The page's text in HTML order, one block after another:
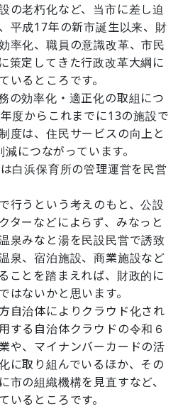
の老朽化など、当市に差し迫
平成17年の新市誕生以来、財
率化、職員の意識改革、市民
策定してきた行政改革大綱に
いるところです。
の効率化・適正化の取組につ
度からこれまでに13の施設で
度は、住民サービスの向上と
につながっています。
白浜保育所の管理運営を民営
行うという考えのもと、公設
ターなどによらず、みなっと
泉みなと湯を民設民営で誘致
泉、宿泊施設、商業施設など
ことを踏まえれば、財政的に
はないかと思います。
自治体によりクラウド化され
する自治体クラウドの令和６
や、マイナンバーカードの活
に取り組んでいるほか、その
市の組織機構を見直すなど、
いるところです。